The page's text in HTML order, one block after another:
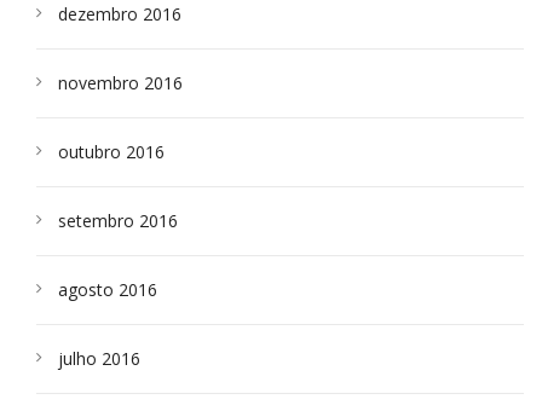
dezembro 2016
novembro 2016
outubro 2016
setembro 2016
agosto 2016
julho 2016